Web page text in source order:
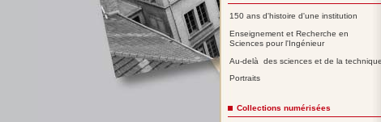
150 ans d'histoire d'une institution
Enseignement et Recherche en
Sciences pour l'Ingénieur
Au-delà des sciences et de la technique
Portraits
Collections numérisées